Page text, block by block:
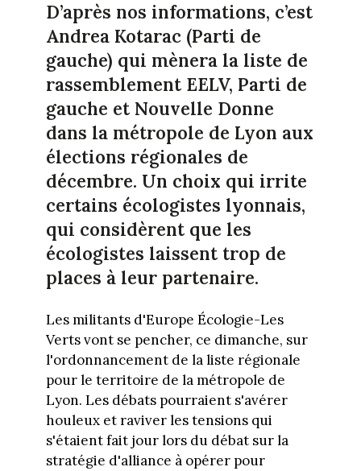
D’après nos informations, c’est
Andrea Kotarac (Parti de
gauche) qui mènera la liste de
rassemblement EELV, Parti de
gauche et Nouvelle Donne
dans la métropole de Lyon aux
élections régionales de
décembre. Un choix qui irrite
certains écologistes lyonnais,
qui considèrent que les
écologistes laissent trop de
places à leur partenaire.
Les militants d'Europe Écologie-Les
Verts vont se pencher, ce dimanche, sur
l'ordonnancement de la liste régionale
pour le territoire de la métropole de
Lyon. Les débats pourraient s'avérer
houleux et raviver les tensions qui
s'étaient fait jour lors du débat sur la
stratégie d'alliance à opérer pour